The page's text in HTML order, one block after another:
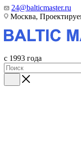
24@balticmaster.ru
Москва,
с 1993 года